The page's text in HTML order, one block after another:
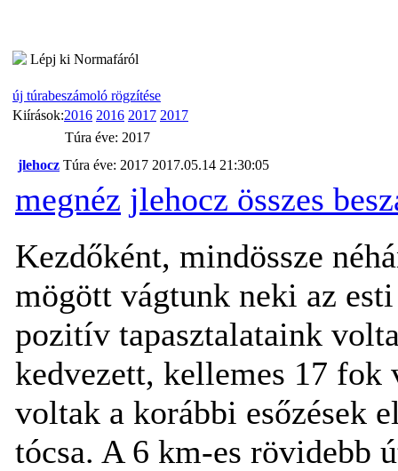
Lépj ki Normafáról
új túrabeszámoló rögzítése
Kiírások:2016 2016 2017 2017
Túra éve: 2017
jlehocz Túra éve: 2017 2017.05.14 21:30:05
megnéz jlehocz összes
Kezdőként, mindössze
mögött vágtunk neki az
pozitív tapasztalataink
kedvezett, kellemes 17
voltak a korábbi esőzések
tócsa. A 6 km-es rövidebb